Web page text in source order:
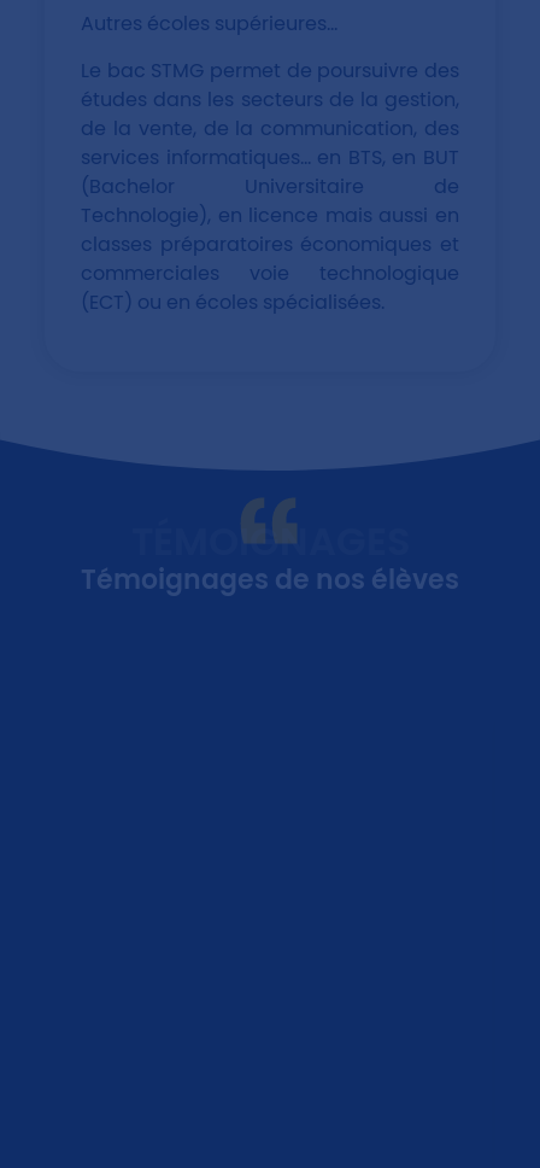
Autres écoles supérieures...
Le bac STMG permet de poursuivre des
études dans les secteurs de la gestion,
de la vente, de la communication, des
services informatiques... en BTS, en BUT
(Bachelor Universitaire de
Technologie), en licence mais aussi en
classes préparatoires économiques et
commerciales voie technologique
(ECT) ou en écoles spécialisées.
TÉMOIGNAGES
Témoignages de nos élèves